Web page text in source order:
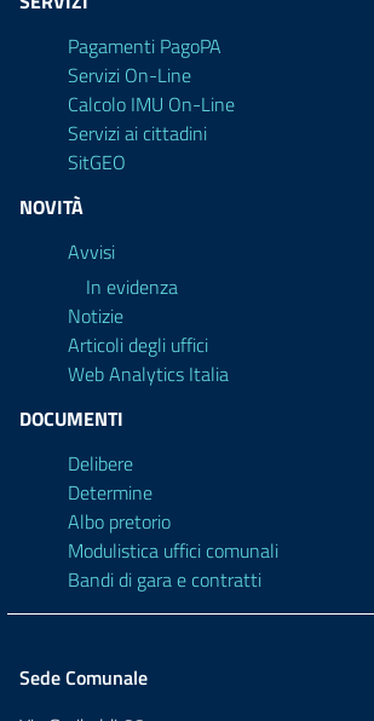
Pagamenti PagoPA
Servizi On-Line
Calcolo IMU On-Line
Servizi ai cittadini
SitGEO
NOVITÀ
Avvisi
In evidenza
Notizie
Articoli degli uffici
Web Analytics Italia
DOCUMENTI
Delibere
Determine
Albo pretorio
Modulistica uffici comunali
Bandi di gara e contratti
Sede Comunale